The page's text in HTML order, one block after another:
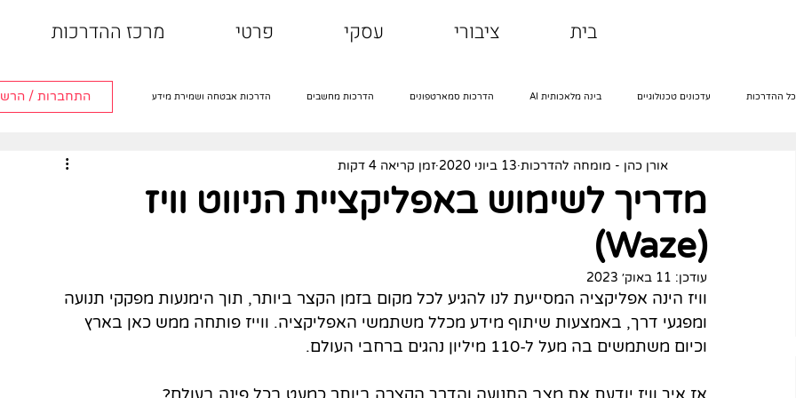
בית ציבורי עסקי פרטי מרכז ההדרכות
כל ההדרכות עדכונים טכנולוגיים בינה מלאכותית AI הדרכות סמארטפונים הדרכות מחשבים הדרכות אבטחה ושמירת מידע
הדרכות שירותים דיגיטליים הדרכות רשתות חברתיות הדרכות טלוויזיה חכמה
מבוגרים וטכנולוגיה הדרכות ג'ימייל
התחברות /
מדריך לשימוש באפליקציית הניווט וויז
(Waze)
אורן כהן - מומחה להדרכות 13 ביוני 2020 זמן קריאה 4 דקות
עודכן: 11 באוק׳ 2023
וויז הינה אפליקציה המסייעת לנו להגיע לכל מקום בזמן הקצר ביותר, תוך הימנעות מפקקי תנועה
ומפגעי דרך, באמצעות שיתוף מידע מכלל משתמשי האפליקציה. ווייז פותחה ממש כאן בארץ
וכיום משתמשים בה מעל ל-110 מיליון נהגים ברחבי העולם.